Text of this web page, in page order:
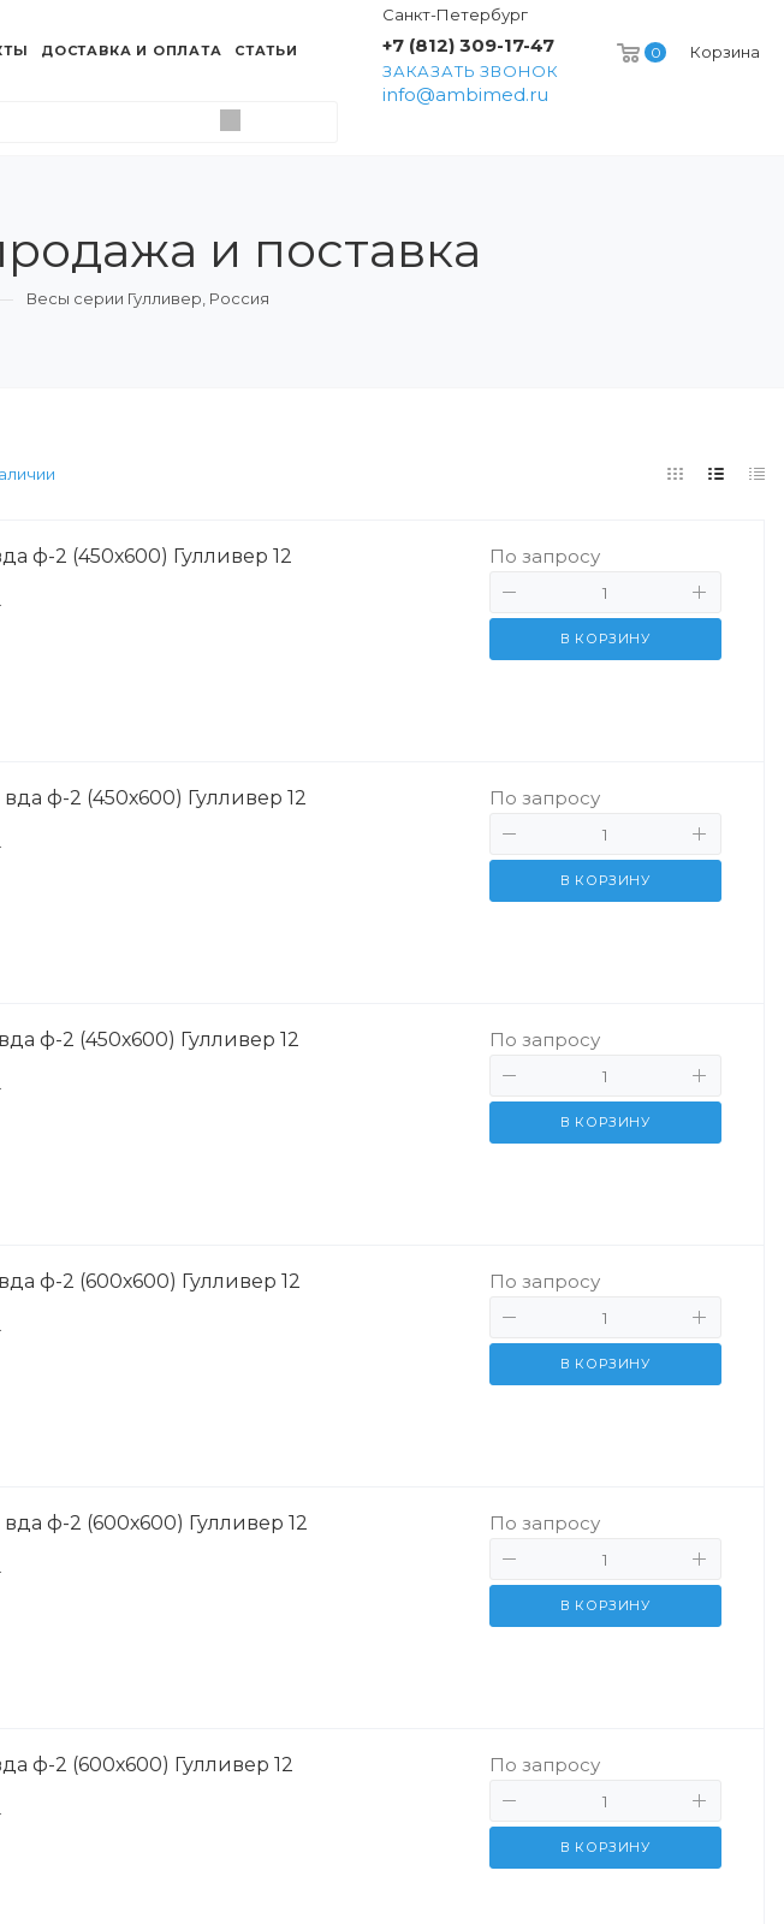
0 Корзина
Санкт-Петербург
+7 (812) 309-17-47
ЗАКАЗАТЬ ЗВОНОК
info@ambimed.ru
ДОСТАВКА И ОПЛАТА СТАТЬИ
и поставка
Весы серии Гулливер, Россия
ф-2 (450х600) Гулливер 12 По запросу
В КОРЗИНУ
ф-2 (450х600) Гулливер 12 По запросу
В КОРЗИНУ
ф-2 (450х600) Гулливер 12 По запросу
В КОРЗИНУ
ф-2 (600х600) Гулливер 12 По запросу
В КОРЗИНУ
ф-2 (600х600) Гулливер 12 По запросу
В КОРЗИНУ
ф-2 (600х600) Гулливер 12 По запросу
В КОРЗИНУ